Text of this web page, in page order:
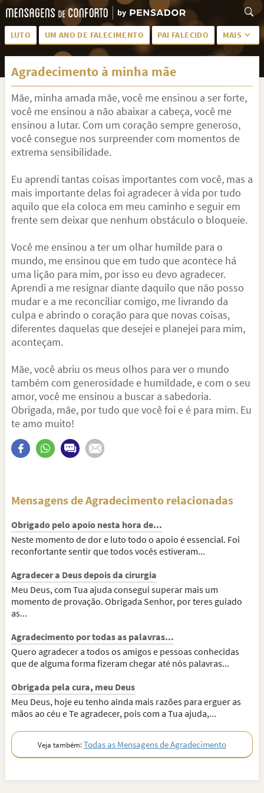
LUTO UM ANO DE FALECIMENTO PAI FALECIDO MAIS
LUTO PARA AMIGA PALAVRAS
PÊSAMES PARA AMIGA DESCANSE EM PAZ
MEUS SENTIMENTOS PÊSAMES PARA AMIGO
FRASES DE LUTO PARA AMIGO FIM DE NAMORO
Agradecimento à minha mãe
Mãe, minha amada mãe, você me ensinou a ser forte,
você me ensinou a não abaixar a cabeça, você me
ensinou a lutar. Com um coração sempre generoso,
você consegue nos surpreender com momentos de
extrema sensibilidade.
Eu aprendi tantas coisas importantes com você, mas a
mais importante delas foi agradecer à vida por tudo
aquilo que ela coloca em meu caminho e seguir em
frente sem deixar que nenhum obstáculo o bloqueie.
Você me ensinou a ter um olhar humilde para o
mundo, me ensinou que em tudo que acontece há
uma lição para mim, por isso eu devo agradecer.
Aprendi a me resignar diante daquilo que não posso
mudar e a me reconciliar comigo, me livrando da
culpa e abrindo o coração para que novas coisas,
diferentes daquelas que desejei e planejei para mim,
aconteçam.
Mãe, você abriu os meus olhos para ver o mundo
também com generosidade e humildade, e com o seu
amor, você me ensinou a buscar a sabedoria.
Obrigada, mãe, por tudo que você foi e é para mim. Eu
te amo muito!
Mensagens de Agradecimento relacionadas
Obrigado pelo apoio nesta hora de...
Neste momento de dor e luto todo o apoio é essencial. Foi
reconfortante sentir que todos vocês estiveram...
Agradecer a Deus depois da cirurgia
Meu Deus, com Tua ajuda consegui superar mais um
momento de provação. Obrigada Senhor, por teres guiado
as...
Agradecimento por todas as palavras...
Quero agradecer a todos os amigos e pessoas conhecidas
que de alguma forma fizeram chegar até nós palavras...
Obrigada pela cura, meu Deus
Meu Deus, hoje eu tenho ainda mais razões para erguer as
mãos ao céu e Te agradecer, pois com a Tua ajuda,...
Veja também:Todas as Mensagens de Agradecimento